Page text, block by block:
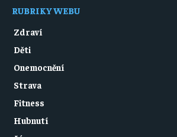
RUBRIKY WEBU
Zdraví
Děti
Onemocnění
Strava
Fitness
Hubnutí